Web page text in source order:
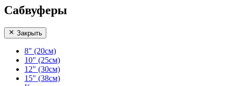
Сабвуферы
Закрыть
8" (20см)
10" (25см)
12" (30см)
15" (38см)